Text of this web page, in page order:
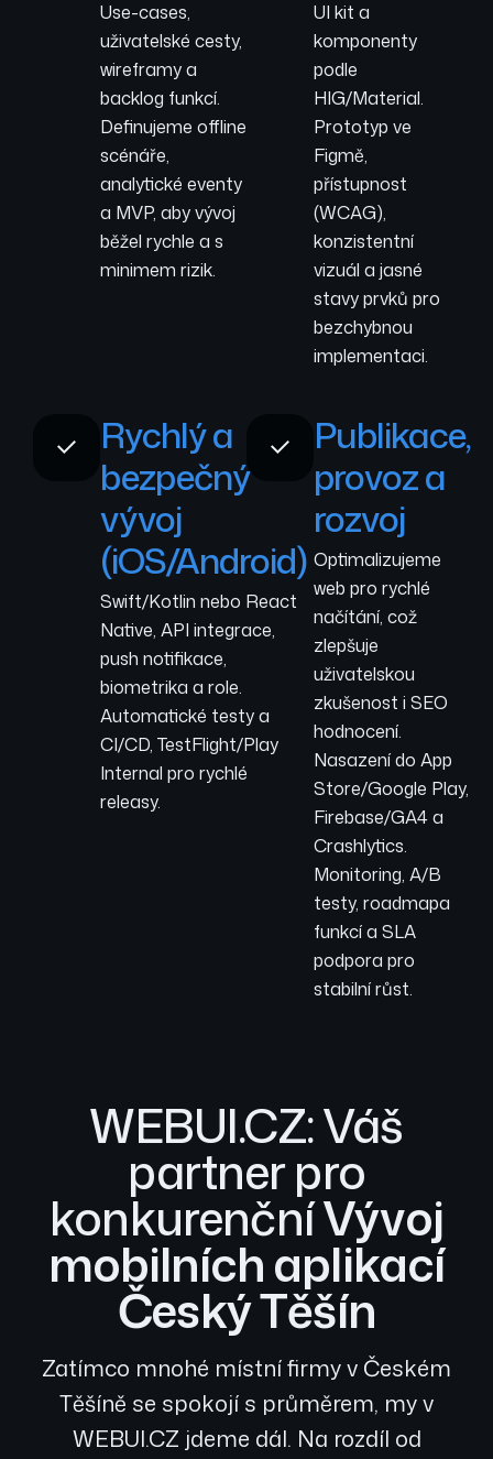
Use-cases,
uživatelské cesty,
wireframy a
backlog funkcí.
Definujeme offline
scénáře,
analytické eventy
a MVP, aby vývoj
běžel rychle a s
minimem rizik.
UI kit a
komponenty
podle
HIG/Material.
Prototyp ve
Figmě,
přístupnost
(WCAG),
konzistentní
vizuál a jasné
stavy prvků pro
bezchybnou
implementaci.
Rychlý a
bezpečný
vývoj
(iOS/Android)
Swift/Kotlin nebo React
Native, API integrace,
push notifikace,
biometrika a role.
Automatické testy a
CI/CD, TestFlight/Play
Internal pro rychlé
releasy.
Publikace,
provoz a
rozvoj
Optimalizujeme
web pro rychlé
načítání, což
zlepšuje
uživatelskou
zkušenost i SEO
hodnocení.
Nasazení do App
Store/Google Play,
Firebase/GA4 a
Crashlytics.
Monitoring, A/B
testy, roadmapa
funkcí a SLA
podpora pro
stabilní růst.
WEBUI.CZ: Váš
partner pro
konkurenčníVývoj
mobilních aplikací
Český Těšín
Zatímco mnohé místní firmy v Českém
Těšíně se spokojí s průměrem, my v
WEBUI.CZ jdeme dál. Na rozdíl od